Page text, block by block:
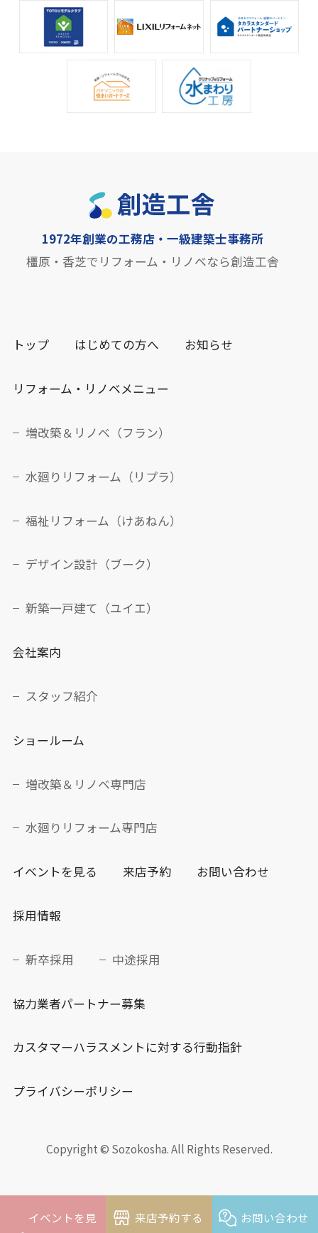
1972年創業の工務店・一級建築士事務所
橿原・香芝でリフォーム・リノベなら創造工舎
トップ はじめての方へ お知らせ
リフォーム・リノベメニュー
増改築＆リノベ（フラン）
水廻りリフォーム（リプラ）
福祉リフォーム（けあねん）
デザイン設計（ブーク）
新築一戸建て（ユイエ）
会社案内
スタッフ紹介
ショールーム
増改築＆リノベ専門店
水廻りリフォーム専門店
イベントを見る 来店予約 お問い合わせ
採用情報
新卒採用 中途採用
協力業者パートナー募集
カスタマーハラスメントに対する行動指針
プライバシーポリシー
Copyright © Sozokosha. All Rights Reserved.
イベントを見 来店予約する お問い合わせ